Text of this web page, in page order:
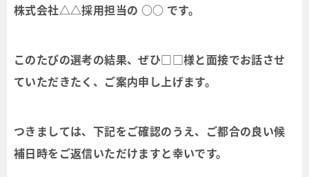
株式会社△△採用担当の ○○ です。
このたびの選考の結果、ぜひ□□様と面接でお話させ
ていただきたく、ご案内申し上げます。
つきましては、下記をご確認のうえ、ご都合の良い候
補日時をご返信いただけますと幸いです。